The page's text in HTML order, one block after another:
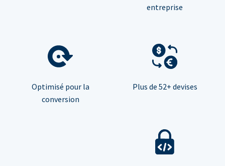
entreprise
Optimisé pour la
conversion
Plus de 52+ devises